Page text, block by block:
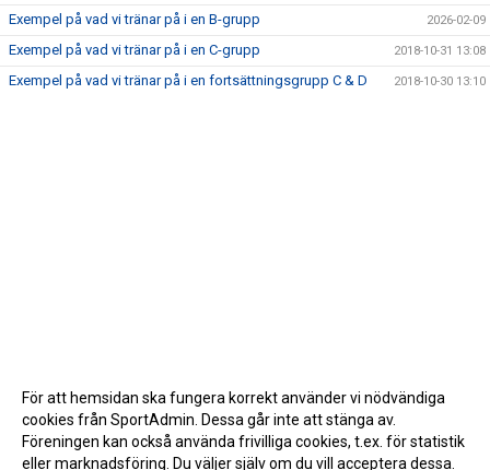
Exempel på vad vi tränar på i en B-grupp 2026-02-09
Exempel på vad vi tränar på i en C-grupp 2018-10-31 13:08
Exempel på vad vi tränar på i en fortsättningsgrupp C & D 2018-10-30 13:10
För att hemsidan ska fungera korrekt använder vi nödvändiga
cookies från SportAdmin. Dessa går inte att stänga av.
Föreningen kan också använda frivilliga cookies, t.ex. för statistik
eller marknadsföring. Du väljer själv om du vill acceptera dessa.